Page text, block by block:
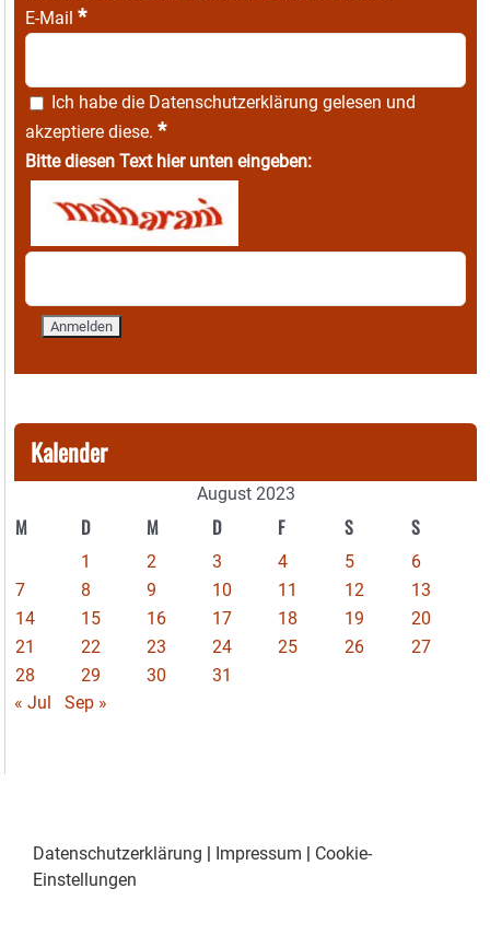
E-Mail *
Ich habe die Datenschutzerklärung gelesen und
akzeptiere diese. *
Bitte diesen Text hier unten eingeben:
Kalender
August 2023
M D M D F S S
1 2 3 4 5
6
7
8 9 10 11 12
13
14
15 16 17 18 19
20
21
22 23 24 25 26
27
28
29 30
31
« Jul
Sep »
Datenschutzerklärung | Impressum | Cookie-
Einstellungen